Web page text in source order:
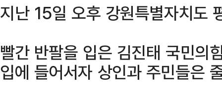
지난 15일 오후 강원특별자치도
빨간 반팔을 입은 김진태 국민의
입에 들어서자 상인과 주민들은